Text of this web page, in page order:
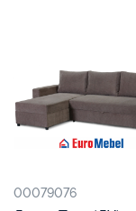
00079076